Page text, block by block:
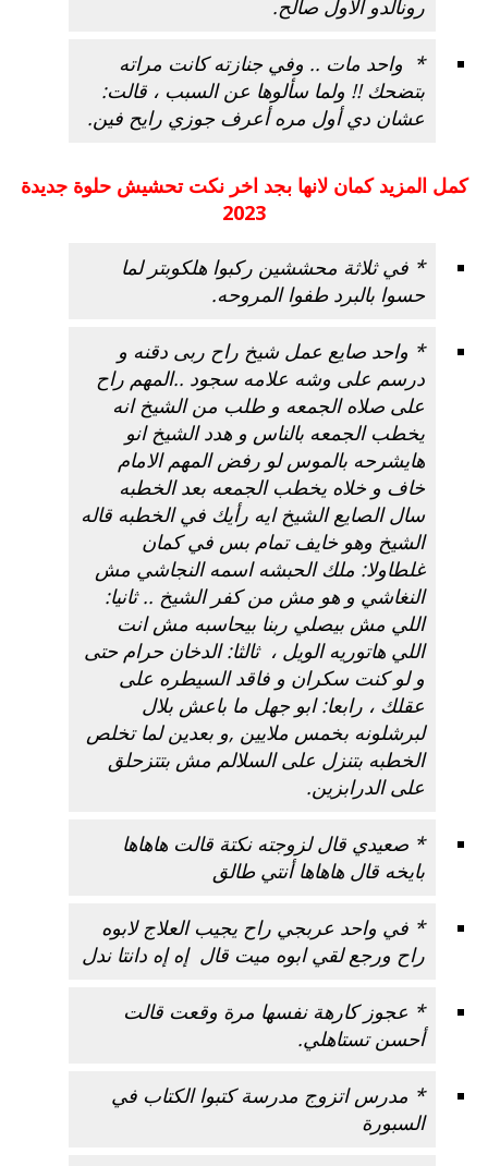
رونالدو الاول صالح.
* واحد مات .. وفي جنازته كانت مراته
بتضحك !! ولما سألوها عن السبب ، قالت:
عشان دي أول مره أعرف جوزي رايح فين.
كمل المزيد كمان لانها بجد اخرنكت تحشيش حلوة جديدة
2023
* في ثلاثة محششين ركبوا هلكوبتر لما
حسوا بالبرد طفوا المروحه.
* واحد صايع عمل شيخ راح ربى دقنه و
درسم على وشه علامه سجود ..المهم راح
على صلاه الجمعه و طلب من الشيخ انه
يخطب الجمعه بالناس و هدد الشيخ انو
هايشرحه بالموس لو رفض المهم الامام
خاف و خلاه يخطب الجمعه بعد الخطبه
سال الصايع الشيخ ايه رأيك في الخطبه قاله
الشيخ وهو خايف تمام بس في كمان
غلطاولا: ملك الحبشه اسمه النجاشي مش
النغاشي و هو مش من كفر الشيخ .. ثانيا:
اللي مش بيصلي ربنا بيحاسبه مش انت
اللي هاتوريه الويل ، ثالثا: الدخان حرام حتى
و لو كنت سكران و فاقد السيطره على
عقلك ، رابعا: ابو جهل ما باعش بلال
لبرشلونه بخمس ملايين ,و بعدين لما تخلص
الخطبه بتنزل على السلالم مش بتتزحلق
على الدرابزين.
* صعيدي قال لزوجتهنكتة قالت هاهاها
بايخه قال هاهاها أنتي طالق
* في واحد عربجي راح يجيب العلاج لابوه
راح ورجع لقي ابوه ميت قال إه إه دانتا ندل
* عجوز كارهة نفسها مرة وقعت قالت
أحسن تستاهلي.
* مدرس اتزوج مدرسة كتبوا الكتاب في
السبورة